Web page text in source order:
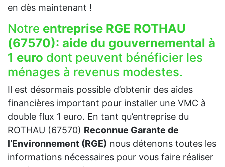
en dès maintenant !
Notre entreprise RGE ROTHAU
(67570): aide du gouvernemental à
1 euro dont peuvent bénéficier les
ménages à revenus modestes.
Il est désormais possible d’obtenir des aides
financières important pour installer une VMC à
double flux 1 euro. En tant qu’entreprise du
ROTHAU (67570) Reconnue Garante de
l’Environnement (RGE) nous détenons toutes les
informations nécessaires pour vous faire réaliser